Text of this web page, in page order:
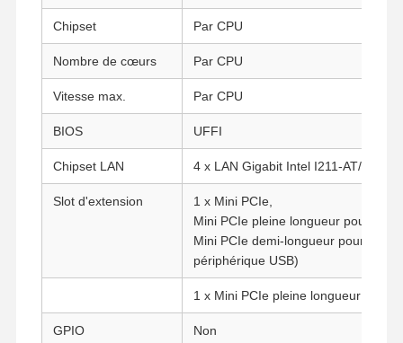
Chipset Par CPU
Nombre de cœurs Par CPU
Vitesse max. Par CPU
BIOS UFFI
Chipset LAN 4 x LAN Gigabit Intel I211-AT/I210-
Slot d'extension
1 x Mini PCIe,
Mini PCIe pleine longueur pour 4G,
Mini PCIe demi-longueur pour Wi-
périphérique USB)
1 x Mini PCIe pleine longueur pour
GPIO Non